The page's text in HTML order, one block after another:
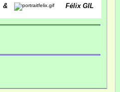
& Félix GIL